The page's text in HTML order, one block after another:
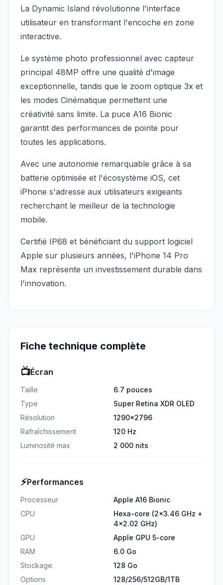
La Dynamic Island révolutionne l'interface
utilisateur en transformant l'encoche en zone
interactive.
Le système photo professionnel avec capteur
principal 48MP offre une qualité d'image
exceptionnelle, tandis que le zoom optique 3x et
les modes Cinématique permettent une
créativité sans limite. La puce A16 Bionic
garantit des performances de pointe pour
toutes les applications.
Avec une autonomie remarquable grâce à sa
batterie optimisée et l'écosystème iOS, cet
iPhone s'adresse aux utilisateurs exigeants
recherchant le meilleur de la technologie
mobile.
Certifié IP68 et bénéficiant du support logiciel
Apple sur plusieurs années, l'iPhone 14 Pro
Max représente un investissement durable dans
l'innovation.
Fiche technique complète
📺Écran
Taille
6.7 pouces
Type
Super Retina XDR OLED
Résolution
1290x2796
Rafraîchissement
120 Hz
Luminosité max
2 000 nits
⚡Performances
Processeur
Apple A16 Bionic
CPU
Hexa-core (2x3.46 GHz +
4x2.02 GHz)
GPU
Apple GPU 5-core
RAM
6.0 Go
Stockage
128 Go
Options
128/256/512GB/1TB